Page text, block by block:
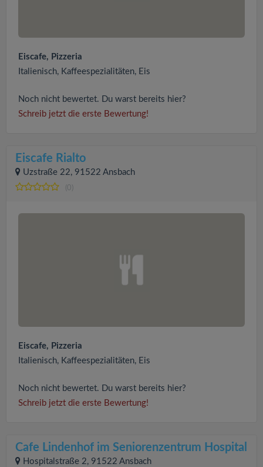
Eiscafe, Pizzeria
Italienisch, Kaffeespezialitäten, Eis
Noch nicht bewertet. Du warst bereits hier?
Schreib jetzt die erste Bewertung!
Eiscafe Rialto
Uzstraße 22, 91522 Ansbach
(0)
Eiscafe, Pizzeria
Italienisch, Kaffeespezialitäten, Eis
Noch nicht bewertet. Du warst bereits hier?
Schreib jetzt die erste Bewertung!
Cafe Lindenhof im Seniorenzentrum Hospital
Hospitalstraße 2, 91522 Ansbach